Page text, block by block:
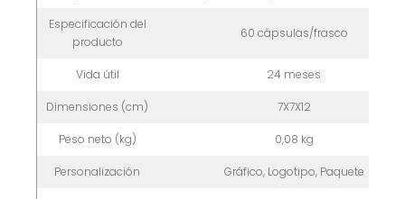
Especificación del
producto
60 cápsulas/frasco
Vida útil 24 meses
Dimensiones (cm) 7X7X12
Peso neto (kg) 0,08 kg
Personalización Gráfico, Logotipo, Paquete